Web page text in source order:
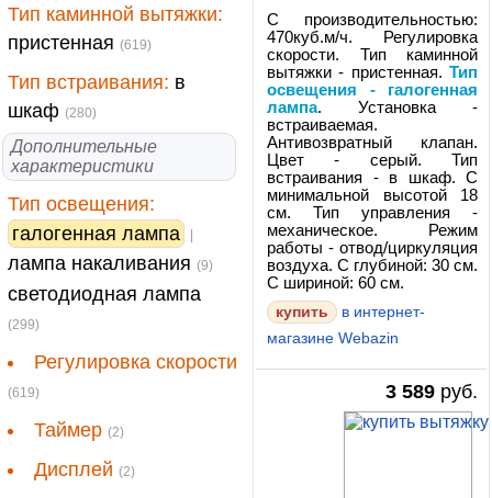
Тип каминной вытяжки:
пристенная (619)
Тип встраивания: в
шкаф (280)
Дополнительные
характеристики
Тип освещения:
галогенная лампа
лампа накаливания (9)
светодиодная лампа
(299)
Регулировка скорости
(619)
Таймер (2)
Дисплей (2)
С производительностью:
470куб.м/ч. Регулировка
скорости. Тип каминной
вытяжки - пристенная.Тип
освещения - галогенная
лампа. Установка -
встраиваемая.
Антивозвратный клапан.
Цвет - серый. Тип
встраивания - в шкаф. С
минимальной высотой 18
см. Тип управления -
механическое. Режим
работы - отвод/циркуляция
воздуха. С глубиной: 30 см.
С шириной: 60 см.
в интернет-
магазине Webazin
3 589 руб.